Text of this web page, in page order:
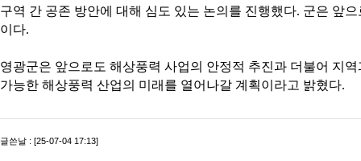
구역 간 공존 방안에 대해 심도 있는 논의를 진행했다. 군은 앞
이다.
영광군은 앞으로도 해상풍력 사업의 안정적 추진과 더불어 지
가능한 해상풍력 산업의 미래를 열어나갈 계획이라고 밝혔다.
글쓴날 : [25-07-04 17:13]